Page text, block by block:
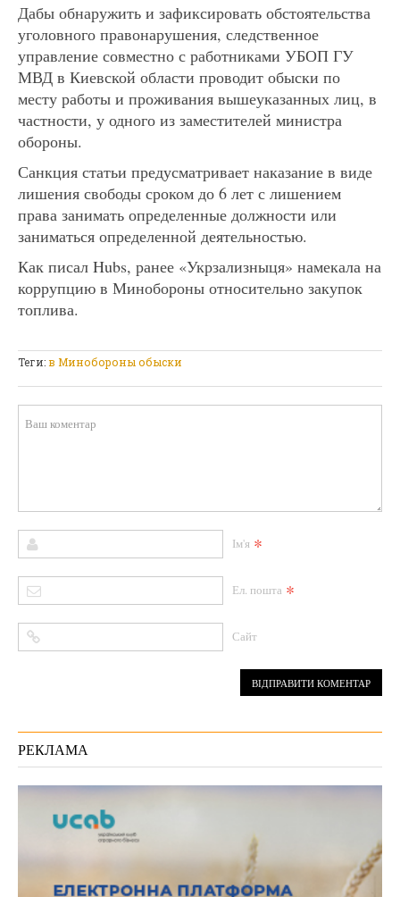
Дабы обнаружить и зафиксировать обстоятельства
уголовного правонарушения, следственное
управление совместно с работниками УБОП ГУ
МВД в Киевской области проводит обыски по
месту работы и проживания вышеуказанных лиц, в
частности, у одного из заместителей министра
обороны.
Санкция статьи предусматривает наказание в виде
лишения свободы сроком до 6 лет с лишением
права занимать определенные должности или
заниматься определенной деятельностью.
Как писал Hubs, ранее «Укрзализныця» намекала на
коррупцию в Минобороны относительно закупок
топлива.
Теги:в Минобороны обыски
Ім'я *
Ел. пошта *
Сайт
РЕКЛАМА